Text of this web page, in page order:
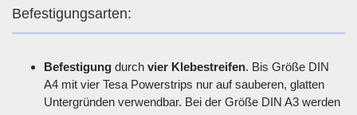
Befestigungsarten:
Befestigung durch vier Klebestreifen. Bis Größe DIN
A4 mit vier Tesa Powerstrips nur auf sauberen, glatten
Untergründen verwendbar. Bei der Größe DIN A3 werden